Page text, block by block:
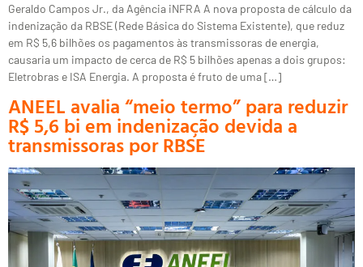
Geraldo Campos Jr., da Agência iNFRA A nova proposta de cálculo da
indenização da RBSE (Rede Básica do Sistema Existente), que reduz
em R$ 5,6 bilhões os pagamentos às transmissoras de energia,
causaria um impacto de cerca de R$ 5 bilhões apenas a dois grupos:
Eletrobras e ISA Energia. A proposta é fruto de uma […]
ANEEL avalia “meio termo” para reduzir
R$ 5,6 bi em indenização devida a
transmissoras por RBSE